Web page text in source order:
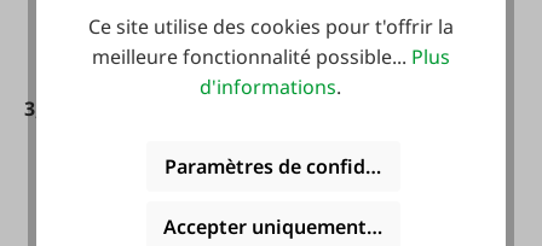
inoxydable
3,20 €*
Ce site utilise des cookies pour t'offrir la
meilleure fonctionnalité possible... Plus
d'informations.
Paramètres de confidentialité
Accepter uniquement les cookies